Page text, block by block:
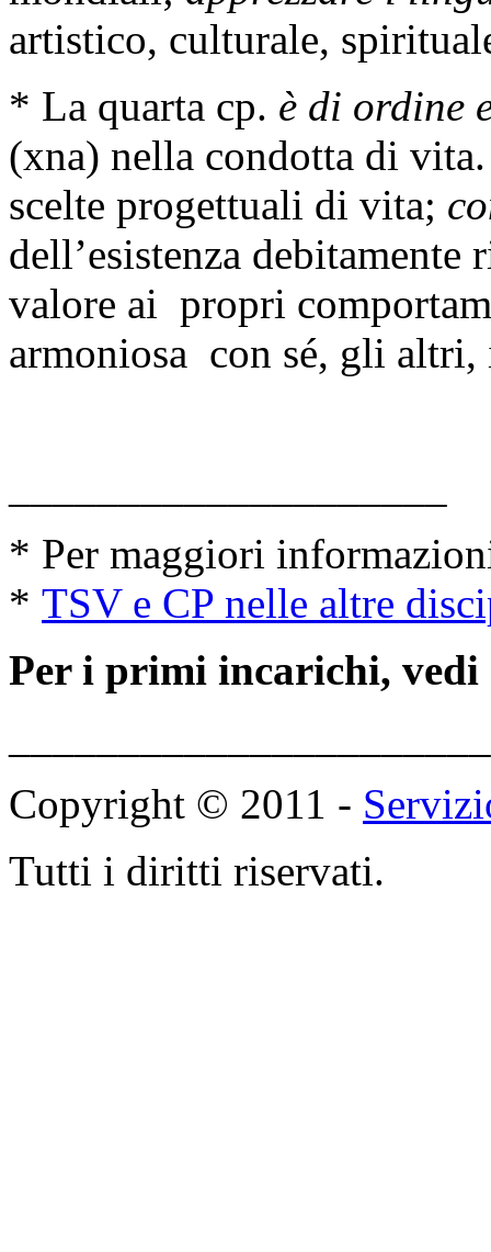
artistico, culturale,
* La quarta cp. è di ordine
(xna) nella condotta di
scelte progettuali di vita;
dell’esistenza
valore ai propri
armoniosa con sé, gli
* Per maggiori
* TSV e CP nelle altre
Per i primi incarichi, vedi
Copyright © 2011 -
Tutti i diritti riservati.